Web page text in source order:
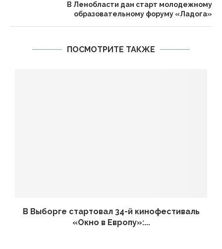
В Ленобласти дан старт молодежному
образовательному форуму «Ладога»
ПОСМОТРИТЕ ТАКЖЕ
В Выборге стартовал 34-й кинофестиваль
«Окно в Европу»:...